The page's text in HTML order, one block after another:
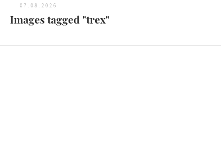
07.08.2026
Images tagged "trex"